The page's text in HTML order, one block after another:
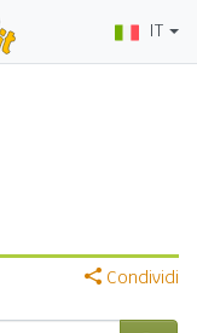
IT
Condividi